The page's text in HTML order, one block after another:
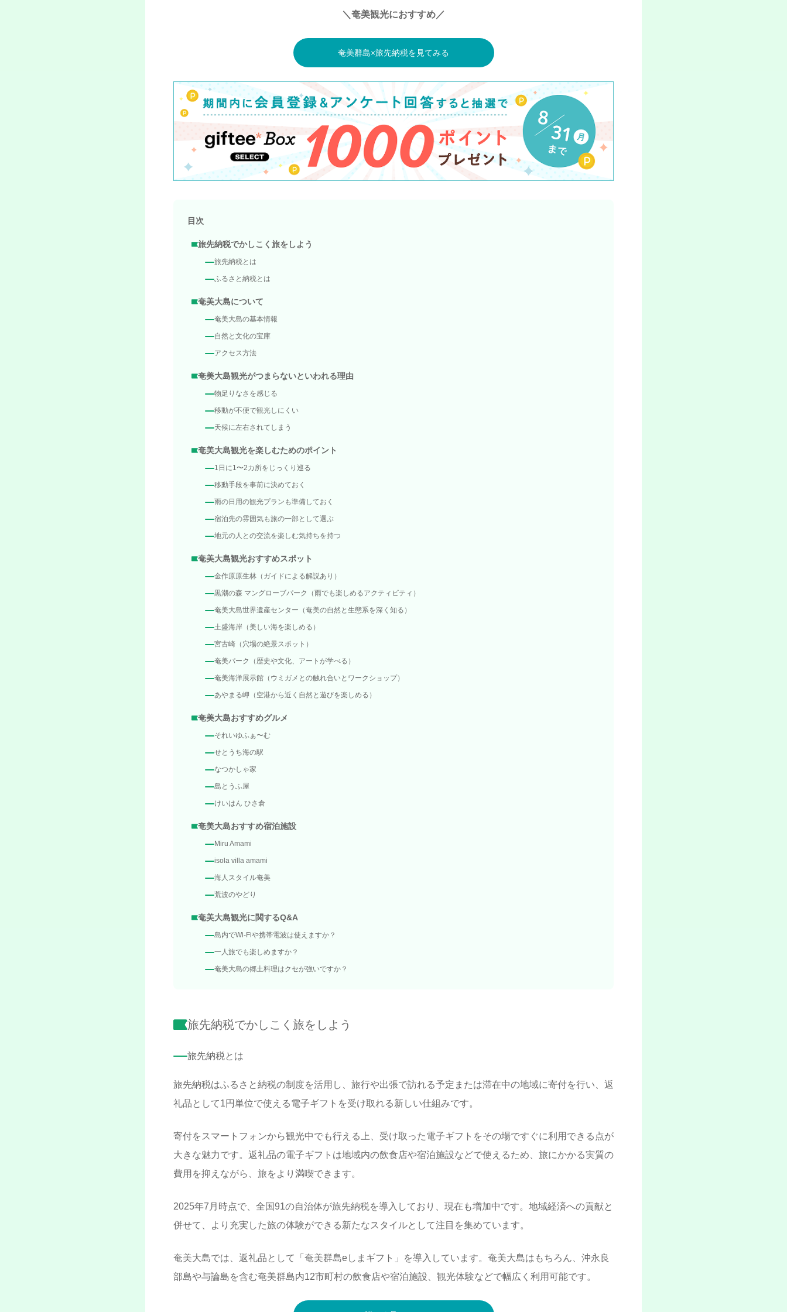
＼奄美観光におすすめ／
奄美群島×旅先納税を見てみる
目次
旅先納税でかしこく旅をしよう
旅先納税とは
ふるさと納税とは
奄美大島について
奄美大島の基本情報
自然と文化の宝庫
アクセス方法
奄美大島観光がつまらないといわれる理由
物足りなさを感じる
移動が不便で観光しにくい
天候に左右されてしまう
奄美大島観光を楽しむためのポイント
1日に1〜2カ所をじっくり巡る
移動手段を事前に決めておく
雨の日用の観光プランも準備しておく
宿泊先の雰囲気も旅の一部として選ぶ
地元の人との交流を楽しむ気持ちを持つ
奄美大島観光おすすめスポット
金作原原生林（ガイドによる解説あり）
黒潮の森 マングローブパーク（雨でも楽しめるアクティビティ）
奄美大島世界遺産センター（奄美の自然と生態系を深く知る）
土盛海岸（美しい海を楽しめる）
宮古崎（穴場の絶景スポット）
奄美パーク（歴史や文化、アートが学べる）
奄美海洋展示館（ウミガメとの触れ合いとワークショップ）
あやまる岬（空港から近く自然と遊びを楽しめる）
奄美大島おすすめグルメ
それいゆふぁ〜む
せとうち海の駅
なつかしゃ家
島とうふ屋
けいはん ひさ倉
奄美大島おすすめ宿泊施設
Miru Amami
isola villa amami
海人スタイル奄美
荒波のやどり
奄美大島観光に関するQ&A
島内でWi-Fiや携帯電波は使えますか？
一人旅でも楽しめますか？
奄美大島の郷土料理はクセが強いですか？
旅先納税でかしこく旅をしよう
旅先納税とは
旅先納税はふるさと納税の制度を活用し、旅行や出張で訪れる予定または滞在中の地域に寄付を行い、返
礼品として1円単位で使える電子ギフトを受け取れる新しい仕組みです。
寄付をスマートフォンから観光中でも行える上、受け取った電子ギフトをその場ですぐに利用できる点が
大きな魅力です。返礼品の電子ギフトは地域内の飲食店や宿泊施設などで使えるため、旅にかかる実質の
費用を抑えながら、旅をより満喫できます。
2025年7月時点で、全国91の自治体が旅先納税を導入しており、現在も増加中です。地域経済への貢献と
併せて、より充実した旅の体験ができる新たなスタイルとして注目を集めています。
奄美大島では、返礼品として「奄美群島eしまギフト」を導入しています。奄美大島はもちろん、沖永良
部島や与論島を含む奄美群島内12市町村の飲食店や宿泊施設、観光体験などで幅広く利用可能です。